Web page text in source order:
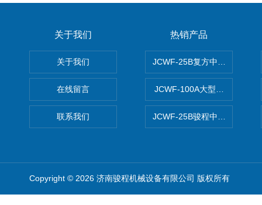
关于我们
关于我们
在线留言
联系我们
热销产品
JCWF-25B复方中药材超微粉
JCWF-100A大型中药材超微
JCWF-25B骏程中草药超细粉
Copyright © 2026 济南骏程机械设备有限公司 版权所有